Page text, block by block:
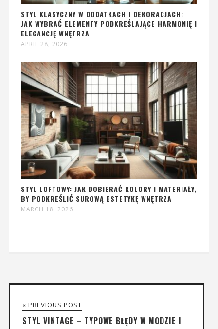
STYL KLASYCZNY W DODATKACH I DEKORACJACH:
JAK WYBRAĆ ELEMENTY PODKREŚLAJĄCE HARMONIĘ I
ELEGANCJĘ WNĘTRZA
APRIL 28, 2026
STYL LOFTOWY: JAK DOBIERAĆ KOLORY I MATERIAŁY,
BY PODKREŚLIĆ SUROWĄ ESTETYKĘ WNĘTRZA
MARCH 18, 2026
« PREVIOUS POST
STYL VINTAGE – TYPOWE BŁĘDY W MODZIE I